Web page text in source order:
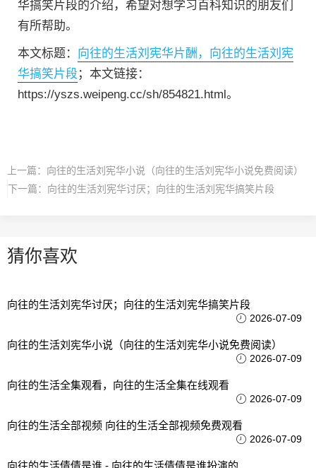
华搞笑片段的介绍，希望对想学习百科知识的朋友们
有所帮助。
本文标题： 向往的生活刘宪华片酬，向往的生活刘宪
华搞笑片段；本文链接：
https://yszs.weipeng.cc/sh/854821.html。
上一篇： 向往的生活刘宪华小说（向往的生活刘宪华小说免费阅读）
下一篇： 向往的生活刘宪华讨厌；向往的生活刘宪华搞笑片段
猜你喜欢
向往的生活刘宪华讨厌；向往的生活刘宪华搞笑片段
2026-07-09
向往的生活刘宪华小说（向往的生活刘宪华小说免费阅读）
2026-07-09
向往的生活全集观看，向往的生活全集在线观看
2026-07-09
向往的生活全部视频 向往的生活全部视频免费观看
2026-07-09
向往的生活倩倩是谁 - 向往的生活倩倩是谁扮演的